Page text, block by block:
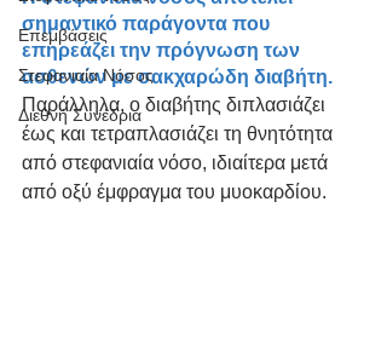
Επεμβάσεις
Στεφανιαία Νόσος
Διεθνή Συνέδρια
σημαντικό παράγοντα που
επηρεάζει την πρόγνωση των
ασθενών με σακχαρώδη διαβήτη.
Παράλληλα, ο διαβήτης διπλασιάζει
έως και τετραπλασιάζει τη θνητότητα
από στεφανιαία νόσο, ιδιαίτερα μετά
από οξύ έμφραγμα του μυοκαρδίου.